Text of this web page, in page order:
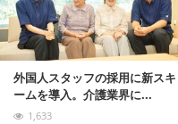
外国人スタッフの採用に新スキ
ームを導入。介護業界に...
1,633